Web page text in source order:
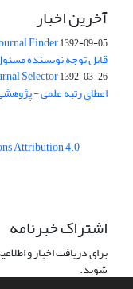
آخرین اخبار
Finder1392-09-05
قابل توجه نویسنده
Selector1392-03-26
اعطای رتبه علمی -
Attribution 4.0
اشتراک خبرنامه
برای دریافت اخبار و
شوید.